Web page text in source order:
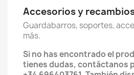
Accesorios y
Guardabarros, soportes,
más.
Si no has encontrado el
tienes dudas, contáctanos